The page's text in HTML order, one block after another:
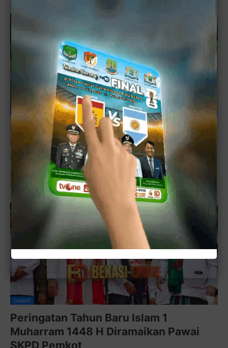
FKUB Kota Bekasi Ramaikan Tahun Baru
Islam, Gemakan Toleransi Beragama
Wahyu Beol - 6:58 PM
FKUB Kota Bekasi Semarakkan Pawai Tahun Baru Islam 1
Muharram 1448 H, Perkuat Pesan Toleransi da…
CAMAT
Peringatan Tahun Baru Islam 1
Muharram 1448 H Diramaikan Pawai
SKPD Pemkot